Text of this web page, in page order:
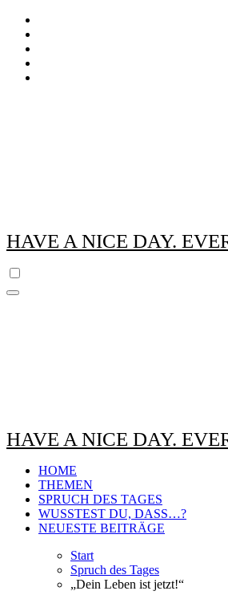
Zum
Inhalt
springen
HAVE A NICE DAY.
HAVE A NICE DAY.
HOME
THEMEN
SPRUCH DES TAGES
WUSSTEST DU, DASS…?
NEUESTE BEITRÄGE
Start
Spruch des Tages
„Dein Leben ist jetzt!“